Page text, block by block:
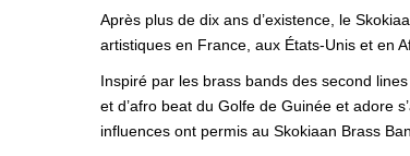
Après plus de dix ans d’existence, le
artistiques en France, aux États-Unis et en
Inspiré par les brass bands des second
et d’afro beat du Golfe de Guinée et adore
influences ont permis au Skokiaan Brass